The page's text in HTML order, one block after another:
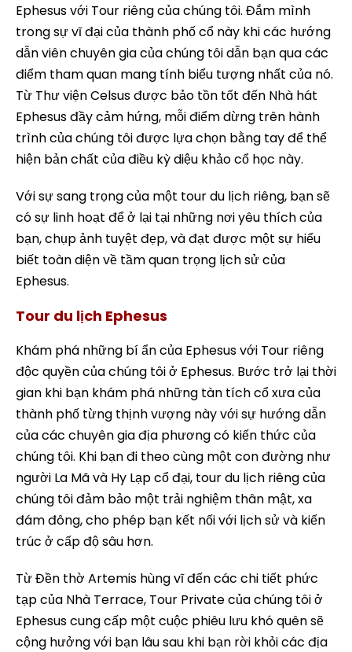
Ephesus với Tour riêng của chúng tôi. Đắm mình
trong sự vĩ đại của thành phố cổ này khi các hướng
dẫn viên chuyên gia của chúng tôi dẫn bạn qua các
điểm tham quan mang tính biểu tượng nhất của nó.
Từ Thư viện Celsus được bảo tồn tốt đến Nhà hát
Ephesus đầy cảm hứng, mỗi điểm dừng trên hành
trình của chúng tôi được lựa chọn bằng tay để thể
hiện bản chất của điều kỳ diệu khảo cổ học này.
Với sự sang trọng của một tour du lịch riêng, bạn sẽ
có sự linh hoạt để ở lại tại những nơi yêu thích của
bạn, chụp ảnh tuyệt đẹp, và đạt được một sự hiểu
biết toàn diện về tầm quan trọng lịch sử của
Ephesus.
Tour du lịch Ephesus
Khám phá những bí ẩn của Ephesus với Tour riêng
độc quyền của chúng tôi ở Ephesus. Bước trở lại thời
gian khi bạn khám phá những tàn tích cổ xưa của
thành phố từng thịnh vượng này với sự hướng dẫn
của các chuyên gia địa phương có kiến thức của
chúng tôi. Khi bạn đi theo cùng một con đường như
người La Mã và Hy Lạp cổ đại, tour du lịch riêng của
chúng tôi đảm bảo một trải nghiệm thân mật, xa
đám đông, cho phép bạn kết nối với lịch sử và kiến
trúc ở cấp độ sâu hơn.
Từ Đền thờ Artemis hùng vĩ đến các chi tiết phức
tạp của Nhà Terrace, Tour Private của chúng tôi ở
Ephesus cung cấp một cuộc phiêu lưu khó quên sẽ
cộng hưởng với bạn lâu sau khi bạn rời khỏi các địa